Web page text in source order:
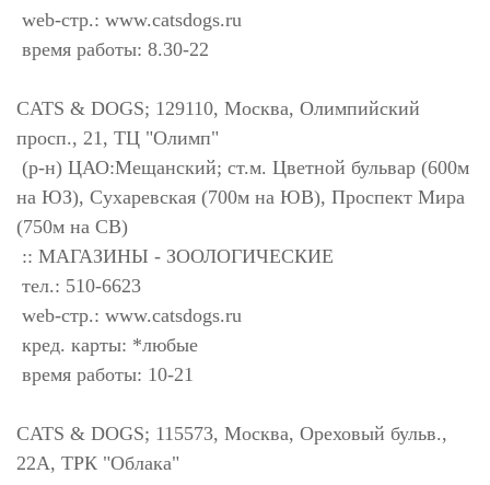
web-стр.: www.catsdogs.ru
время работы: 8.30-22
CATS & DOGS; 129110, Москва, Олимпийский
просп., 21, ТЦ "Олимп"
(р-н) ЦАО:Мещанский; ст.м. Цветной бульвар (600м
на ЮЗ), Сухаревская (700м на ЮВ), Проспект Мира
(750м на СВ)
:: МАГАЗИНЫ - ЗООЛОГИЧЕСКИЕ
тел.: 510-6623
web-стр.: www.catsdogs.ru
кред. карты: *любые
время работы: 10-21
CATS & DOGS; 115573, Москва, Ореховый бульв.,
22А, ТРК "Облака"